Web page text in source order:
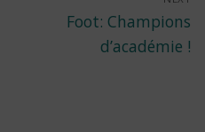
Next
Foot: Champions
d’académie !